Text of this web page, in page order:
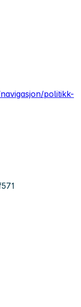
politikk-